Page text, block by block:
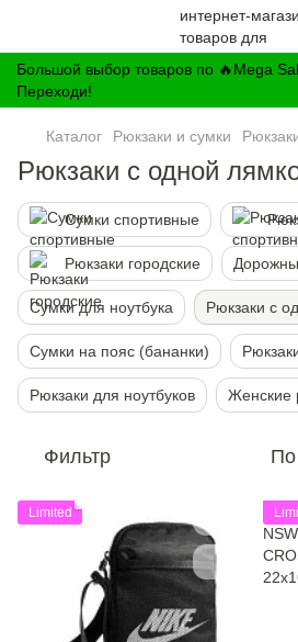
Большой выбор товаров по 🔥Mega
Переходи!
Каталог Рюкзаки и сумки
Рюкзаки с одной
Сумки спортивные
Рюкзаки городские
Сумки для ноутбука Рюкзаки с
Сумки на пояс (бананки)
Рюкзаки для ноутбуков Женские
Фильтр По
Limited